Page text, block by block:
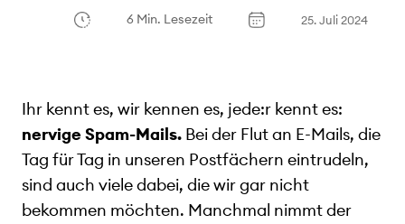
6 Min. Lesezeit 25. Juli 2024
Ihr kennt es, wir kennen es, jede:r kennt es:
nervige Spam-Mails. Bei der Flut an E-Mails, die
Tag für Tag in unseren Postfächern eintrudeln,
sind auch viele dabei, die wir gar nicht
bekommen möchten. Manchmal nimmt der